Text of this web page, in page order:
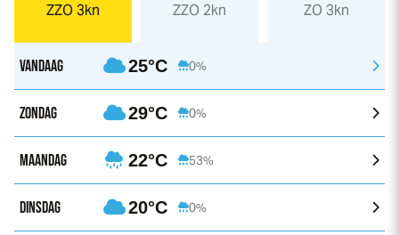
ZZO 3kn ZZO 2kn ZO 3kn
VANDAAG 25°C 0%
ZONDAG 29°C 0%
MAANDAG 22°C 53%
DINSDAG 20°C 0%